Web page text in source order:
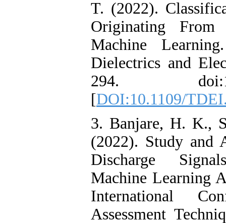
T. (2022).
Originating
Machine
Dielectrics
294.
[DOI:10.1109/
3. Banjare, H.
(2022). Study
Discharge
Machine
Assessment